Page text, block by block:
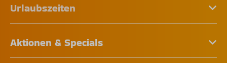
Urlaubszeiten
Aktionen & Specials